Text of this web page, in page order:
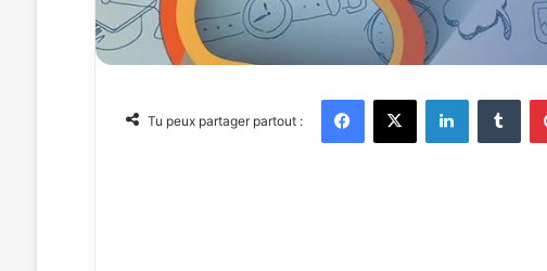
Tu peux partager partout :
Facebook X Linkedin Tumblr